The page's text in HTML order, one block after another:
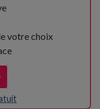
votre choix